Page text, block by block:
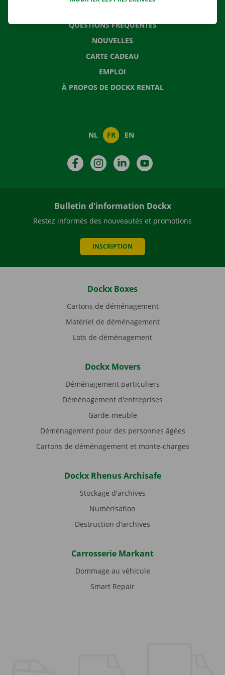
QUESTIONS FRÉQUENTES
NOUVELLES
CARTE CADEAU
EMPLOI
À PROPOS DE DOCKX RENTAL
NL FR EN
FacebookInstagramLinkedIn
Bulletin d'information Dockx
Restez informés des nouveautés et promotions
INSCRIPTION
Dockx Boxes
Cartons de déménagement
Matériel de déménagement
Lots de déménagement
Dockx Movers
Déménagement particuliers
Déménagement d'entreprises
Garde-meuble
Déménagement pour des personnes âgées
Cartons de déménagement et monte-charges
Dockx Rhenus Archisafe
Stockage d'archives
Numérisation
Destruction d'archives
Carrosserie Markant
Dommage au véhicule
Smart Repair